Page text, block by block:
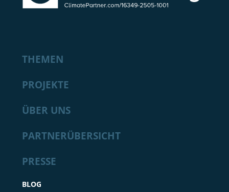
THEMEN
PROJEKTE
ÜBER UNS
PARTNERÜBERSICHT
PRESSE
BLOG